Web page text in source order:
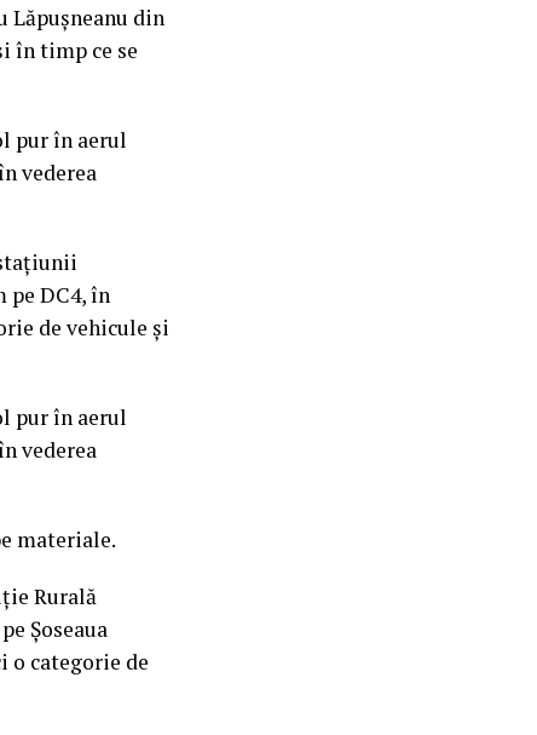
Lăpușneanu din
în timp ce se
pur în aerul
vederea
pe DC4, în
de vehicule și
pur în aerul
vederea
materiale.
Rurală
Șoseaua
o categorie de